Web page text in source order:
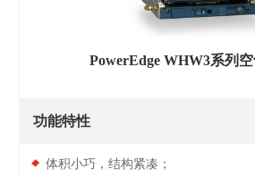
PowerEdge WHW3系列
功能特性
体积小巧，结构紧凑；